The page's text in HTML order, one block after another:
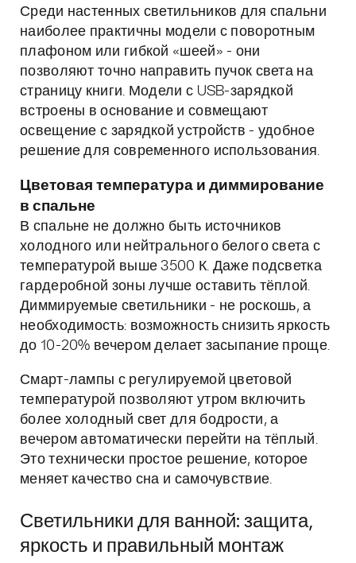
Среди настенных светильников для спальни
наиболее практичны модели с поворотным
плафоном или гибкой «шеей» - они
позволяют точно направить пучок света на
страницу книги. Модели с USB-зарядкой
встроены в основание и совмещают
освещение с зарядкой устройств - удобное
решение для современного использования.
Цветовая температура и диммирование
в спальне
В спальне не должно быть источников
холодного или нейтрального белого света с
температурой выше 3500 К. Даже подсветка
гардеробной зоны лучше оставить тёплой.
Диммируемые светильники - не роскошь, а
необходимость: возможность снизить яркость
до 10-20% вечером делает засыпание проще.
Смарт-лампы с регулируемой цветовой
температурой позволяют утром включить
более холодный свет для бодрости, а
вечером автоматически перейти на тёплый.
Это технически простое решение, которое
меняет качество сна и самочувствие.
Светильники для ванной: защита,
яркость и правильный монтаж